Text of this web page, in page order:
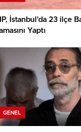
İstanbul’da 23 ilçe
Yaptı
GENEL